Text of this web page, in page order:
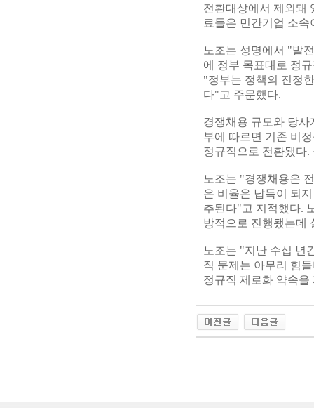
전환대상에서 제외돼
료들은 민간기업 소
노조는 성명에서 "발
에 정부 목표대로 정
"정부는 정책의 진정
다"고 주문했다.
경쟁채용 규모와 당
부에 따르면 기존 비
정규직으로 전환됐다.
노조는 "경쟁채용은
은 비율은 납득이 되
추된다"고 지적했다.
방적으로 진행됐는데
노조는 "지난 수십 년
직 문제는 아무리 힘
정규직 제로화 약속